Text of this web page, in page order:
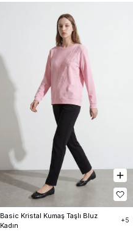
Basic Kristal Kumaş Taşlı Bluz
Kadın
+5